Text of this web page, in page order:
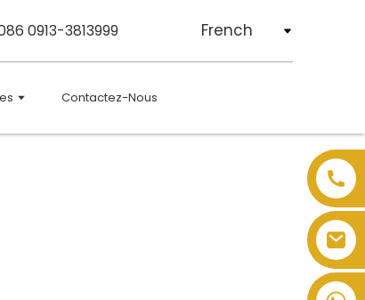
0913-3813999 French
Contactez-Nous